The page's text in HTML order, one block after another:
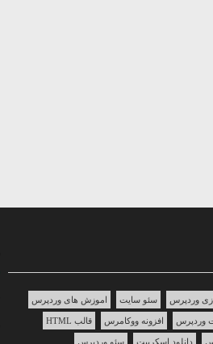
وردپرس سئو سایت اموزش های وردپرس
وردپرس افزونه ووکامرس قالب HTML
دانلود اسکریپت سئو وردپرس